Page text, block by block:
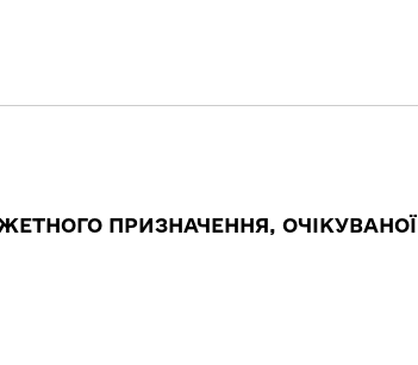
ПРИЗНАЧЕННЯ, ОЧІКУВАНОЇ